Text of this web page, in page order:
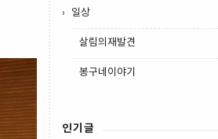
일상
살림의재발견
봉구네이야기
인기글